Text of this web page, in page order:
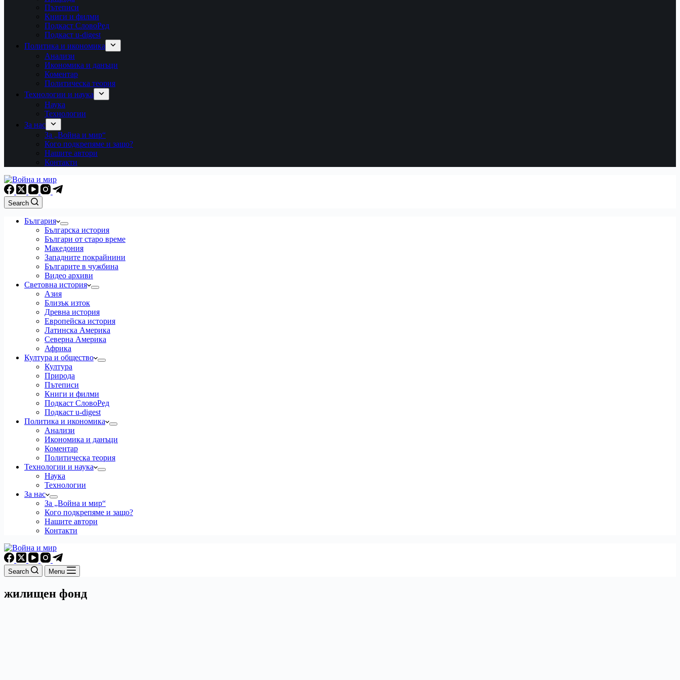
Пътеписи
Книги и филми
Подкаст СловоРед
Подкаст u-digest
Политика и икономика
Анализи
Икономика и данъци
Коментар
Политическа теория
Технологии и наука
Наука
Технологии
За нас
За „Война и мир“
Кого подкрепяме и защо?
Нашите автори
Контакти
Search
България
Българска история
Българи от старо време
Македония
Западните покрайнини
Българите в чужбина
Видео архиви
Световна история
Азия
Близък изток
Древна история
Европейска история
Латинска Америка
Северна Америка
Африка
Култура и общество
Култура
Природа
Пътеписи
Книги и филми
Подкаст СловоРед
Подкаст u-digest
Политика и икономика
Анализи
Икономика и данъци
Коментар
Политическа теория
Технологии и наука
Наука
Технологии
За нас
За „Война и мир“
Кого подкрепяме и защо?
Нашите автори
Контакти
Search Menu
жилищен фонд